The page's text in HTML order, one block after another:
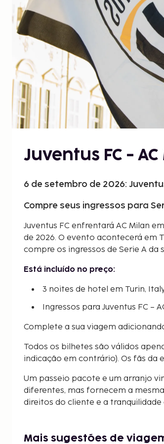
Juventus FC -
6 de setembro de 2026:
Compre seus ingressos para
Juventus FC enfrentará AC Milan
de 2026. O evento acontecerá em
compre os ingressos de Serie A da
Está incluído no preço:
3 noites de hotel em Turin,
Ingressos para Juventus FC –
Complete a sua viagem
Todos os bilhetes são válidos
indicação em contrário). Os fãs da
Um passeio pacote e um arranjo
diferentes, mas fornecem a
direitos do cliente e a tranquilidade
Mais sugestões de